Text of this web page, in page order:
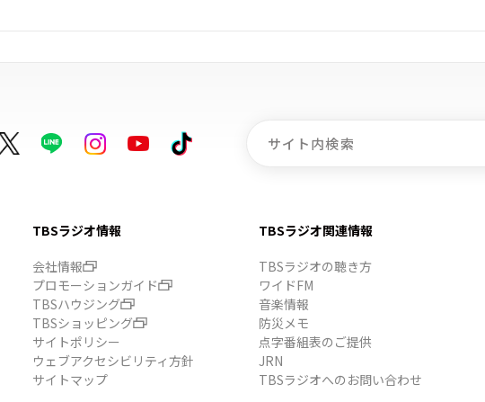
TBSラジオ情報
会社情報
プロモーションガイド
TBSハウジング
TBSショッピング
サイトポリシー
ウェブアクセシビリティ方針
サイトマップ
TBSラジオ関連情報
TBSラジオの聴き方
ワイドFM
音楽情報
防災メモ
点字番組表のご提供
JRN
TBSラジオへのお問い合わせ